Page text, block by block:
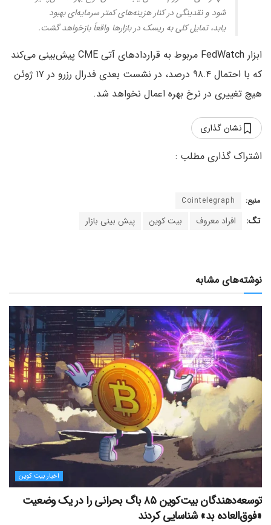
شود و نقدینگی در کنار هزینه‌های کمتر سرمایه‌ای بهبود
یابد، تمایل کلی به ریسک در بازارها واقعاً بازخواهد گشت.
ابزار FedWatch مربوط به قراردادهای آتی CME پیش‌بینی می‌کند
که با احتمال ۹۸.۴ درصد، در نشست بعدی فدرال رزرو در ۱۷ ژوئن
هیچ تغییری در نرخ بهره اعمال نخواهد شد.
نشان گذاری
منبع: Cointelegraph
تگ: افراد معروف بیت کوین پیش بینی بازار
نوشته‌های مشابه
اخبار بیت کوین
توسعه‌دهندگان بیت‌کوین ۸۵ باگ بحرانی را در یک وضعیت
«فوق‌العاده بد» شناسایی کردند